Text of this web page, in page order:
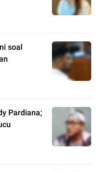
soal
Pardiana;